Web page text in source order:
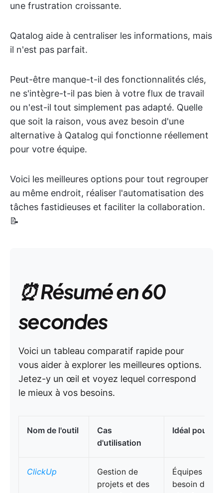
une frustration croissante.
Qatalog aide à centraliser les informations, mais
il n'est pas parfait.
Peut-être manque-t-il des fonctionnalités clés,
ne s'intègre-t-il pas bien à votre flux de travail
ou n'est-il tout simplement pas adapté. Quelle
que soit la raison, vous avez besoin d'une
alternative à Qatalog qui fonctionne réellement
pour votre équipe.
Voici les meilleures options pour tout regrouper
au même endroit, réaliser l'automatisation des
tâches fastidieuses et faciliter la collaboration.
📝
⏰ Résumé en 60
secondes
Voici un tableau comparatif rapide pour
vous aider à explorer les meilleures options.
Jetez-y un œil et voyez lequel correspond
le mieux à vos besoins.
Nom de l'outil
Cas
d'utilisation
Idéal pour
ClickUp
Gestion de
projets et des
Équipes
besoin d'une